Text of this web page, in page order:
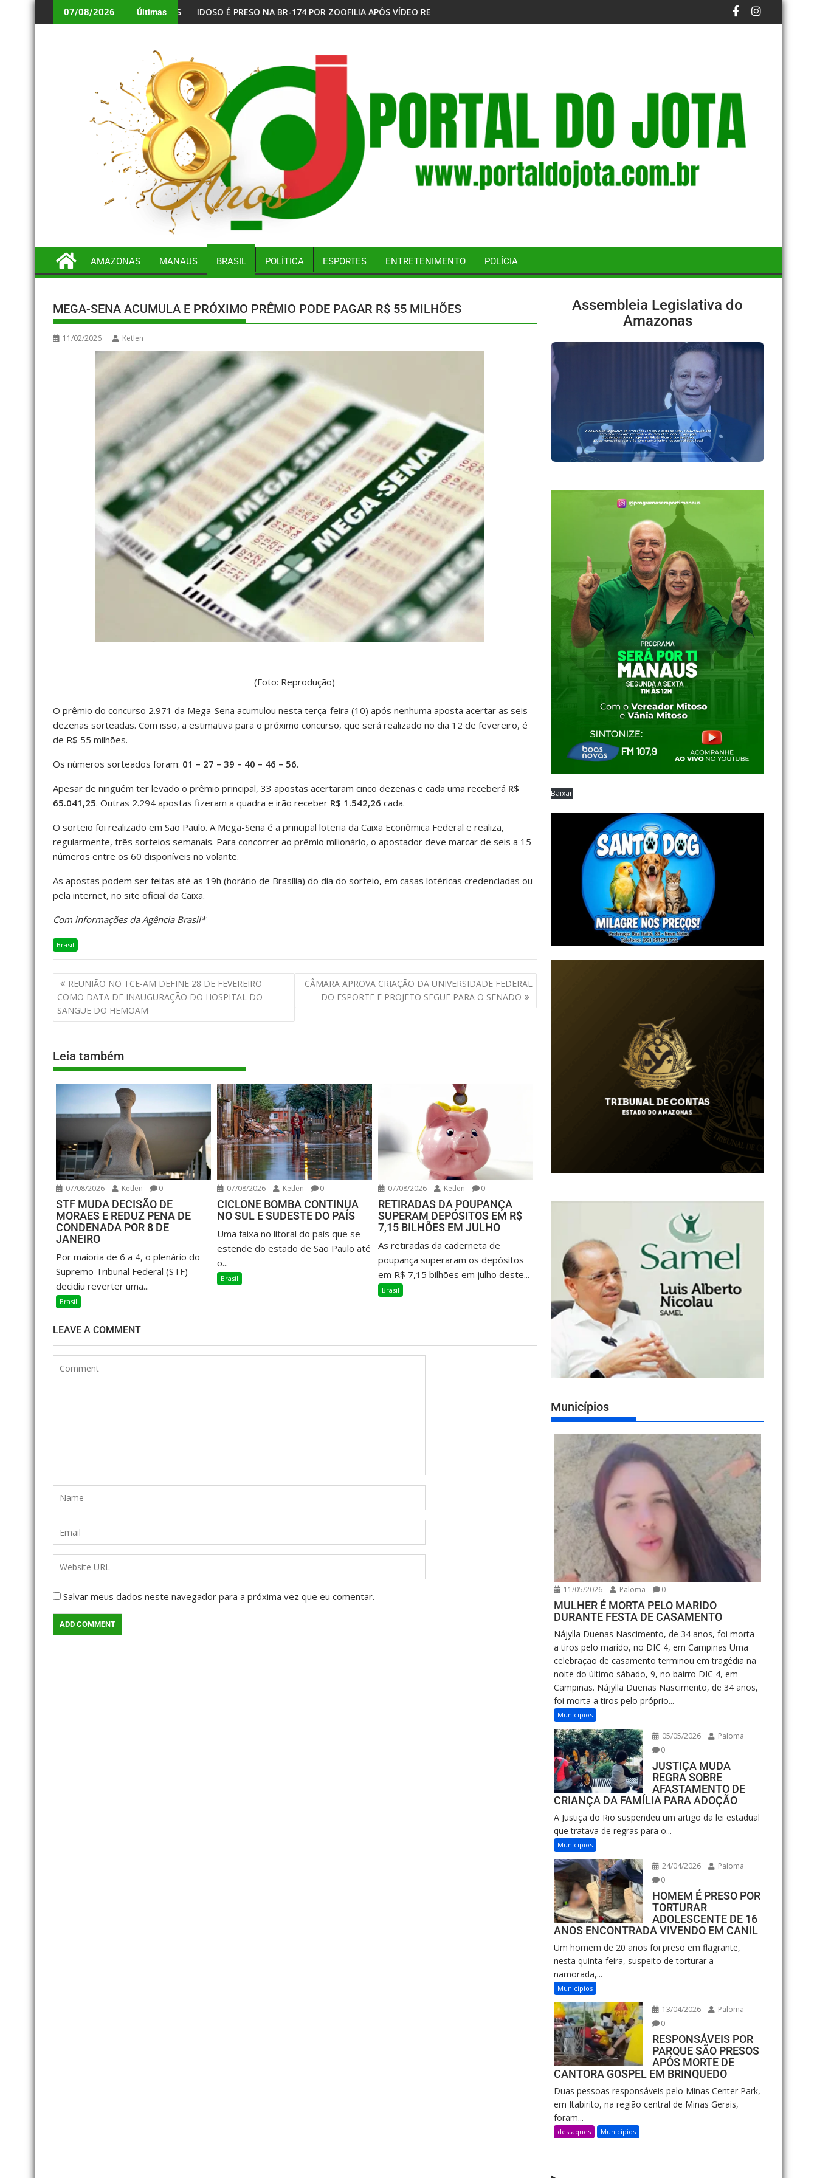
07/08/2026 Últimas
ATLETAS NO FUTEBOL PROFISSIONAL
IDOSO É PRESO NA BR-174 POR ZOOFILIA APÓS VÍDEO REPERCUTIR NAS REDES SOCIAISEX-PREFEITO DAVID ALMEIDA APUNHALA ROTTA PELAS COSTAS, E ROTTA DIZ QUE ELE É CONHECIDO NO MEIO
STF MUDA DECISÃO DE MORAES E REDUZ PENA DE
AMAZONAS MANAUS BRASIL POLÍTICA ESPORTES ENTRETENIMENTO POLÍCIA
MEGA-SENA ACUMULA E PRÓXIMO PRÊMIO PODE PAGAR R$ 55 MILHÕES
11/02/2026 Ketlen
(Foto: Reprodução)
O prêmio do concurso 2.971 da Mega-Sena acumulou nesta terça-feira (10) após nenhuma aposta acertar as seis
dezenas sorteadas. Com isso, a estimativa para o próximo concurso, que será realizado no dia 12 de fevereiro, é
de R$ 55 milhões.
Os números sorteados foram: 01 – 27 – 39 – 40 – 46 – 56.
Apesar de ninguém ter levado o prêmio principal, 33 apostas acertaram cinco dezenas e cada uma receberá R$
65.041,25. Outras 2.294 apostas fizeram a quadra e irão receber R$ 1.542,26 cada.
O sorteio foi realizado em São Paulo. A Mega-Sena é a principal loteria da Caixa Econômica Federal e realiza,
regularmente, três sorteios semanais. Para concorrer ao prêmio milionário, o apostador deve marcar de seis a 15
números entre os 60 disponíveis no volante.
As apostas podem ser feitas até as 19h (horário de Brasília) do dia do sorteio, em casas lotéricas credenciadas ou
pela internet, no site oficial da Caixa.
Com informações da Agência Brasil*
Brasil
REUNIÃO NO TCE-AM DEFINE 28 DE FEVEREIRO
COMO DATA DE INAUGURAÇÃO DO HOSPITAL DO
SANGUE DO HEMOAM
CÂMARA APROVA CRIAÇÃO DA UNIVERSIDADE FEDERAL
DO ESPORTE E PROJETO SEGUE PARA O SENADO
Leia também
07/08/2026 Ketlen 0
STF MUDA DECISÃO DE
MORAES E REDUZ PENA DE
CONDENADA POR 8 DE
JANEIRO
Por maioria de 6 a 4, o plenário do
Supremo Tribunal Federal (STF)
decidiu reverter uma...
Brasil
07/08/2026 Ketlen 0
CICLONE BOMBA CONTINUA
NO SUL E SUDESTE DO PAÍS
Uma faixa no litoral do país que se
estende do estado de São Paulo até
o...
Brasil
07/08/2026 Ketlen 0
RETIRADAS DA POUPANÇA
SUPERAM DEPÓSITOS EM R$
7,15 BILHÕES EM JULHO
As retiradas da caderneta de
poupança superaram os depósitos
em R$ 7,15 bilhões em julho deste...
Brasil
LEAVE A COMMENT
Salvar meus dados neste navegador para a próxima vez que eu comentar.
Assembleia Legislativa do
Amazonas
Baixar
Municípios
11/05/2026 Paloma 0
MULHER É MORTA PELO MARIDO
DURANTE FESTA DE CASAMENTO
Nájylla Duenas Nascimento, de 34 anos, foi morta
a tiros pelo marido, no DIC 4, em Campinas Uma
celebração de casamento terminou em tragédia na
noite do último sábado, 9, no bairro DIC 4, em
Campinas. Nájylla Duenas Nascimento, de 34 anos,
foi morta a tiros pelo próprio...
Municipios
05/05/2026
Paloma
0
JUSTIÇA MUDA
REGRA SOBRE
AFASTAMENTO DE
CRIANÇA DA FAMÍLIA PARA ADOÇÃO
A Justiça do Rio suspendeu um artigo da lei estadual
que tratava de regras para o...
Municipios
24/04/2026
Paloma
0
HOMEM É PRESO POR
TORTURAR
ADOLESCENTE DE 16
ANOS ENCONTRADA VIVENDO EM CANIL
Um homem de 20 anos foi preso em flagrante,
nesta quinta-feira, suspeito de torturar a
namorada,...
Municipios
13/04/2026
Paloma
0
RESPONSÁVEIS POR
PARQUE SÃO PRESOS
APÓS MORTE DE
CANTORA GOSPEL EM BRINQUEDO
Duas pessoas responsáveis pelo Minas Center Park,
em Itabirito, na região central de Minas Gerais,
foram...
destaques Municipios